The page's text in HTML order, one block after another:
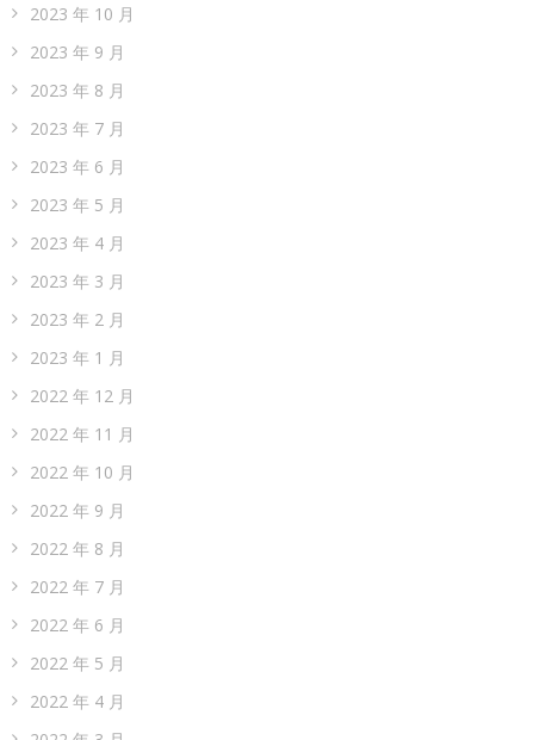
2023 年 10 月
2023 年 9 月
2023 年 8 月
2023 年 7 月
2023 年 6 月
2023 年 5 月
2023 年 4 月
2023 年 3 月
2023 年 2 月
2023 年 1 月
2022 年 12 月
2022 年 11 月
2022 年 10 月
2022 年 9 月
2022 年 8 月
2022 年 7 月
2022 年 6 月
2022 年 5 月
2022 年 4 月